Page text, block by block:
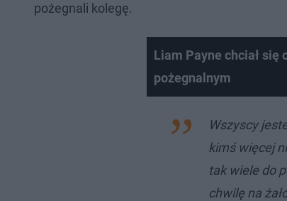
pożegnali kolegę.
Liam Payne chciał się
pożegnalnym
Wszyscy
kimś więcej
tak wiele do
chwilę na